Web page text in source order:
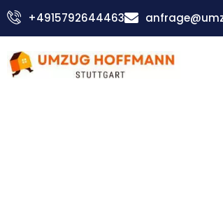
Zum
Inhalt
+4915792644463